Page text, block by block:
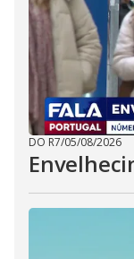
DO R7/05/08/2026